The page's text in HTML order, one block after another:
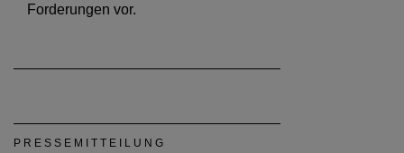
Forderungen vor.
PRESSEMITTEILUNG